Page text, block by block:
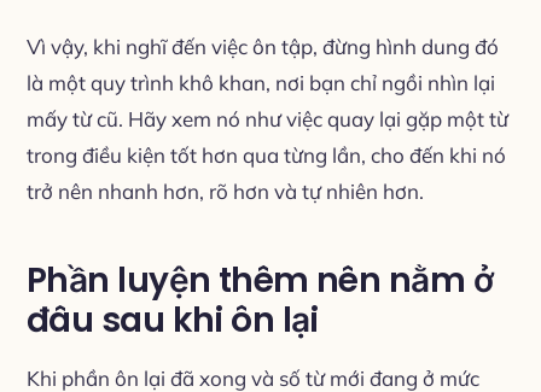
Vì vậy, khi nghĩ đến việc ôn tập, đừng hình dung đó
là một quy trình khô khan, nơi bạn chỉ ngồi nhìn lại
mấy từ cũ. Hãy xem nó như việc quay lại gặp một từ
trong điều kiện tốt hơn qua từng lần, cho đến khi nó
trở nên nhanh hơn, rõ hơn và tự nhiên hơn.
Phần luyện thêm nên nằm ở
đâu sau khi ôn lại
Khi phần ôn lại đã xong và số từ mới đang ở mức